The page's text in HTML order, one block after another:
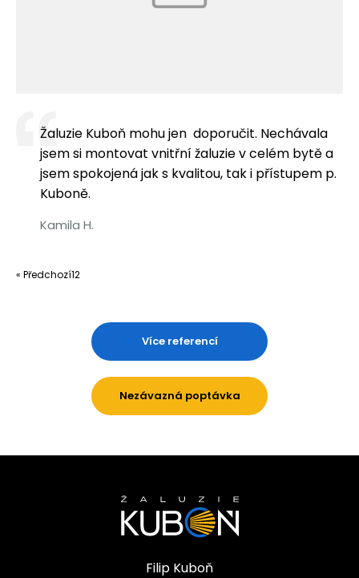
Žaluzie Kuboň mohu jen doporučit. Nechávala
jsem si montovat vnitřní žaluzie v celém bytě a
jsem spokojená jak s kvalitou, tak i přístupem p.
Kuboně.
Kamila H.
« Předchozí12
Více referencí
Nezávazná poptávka
Filip Kuboň